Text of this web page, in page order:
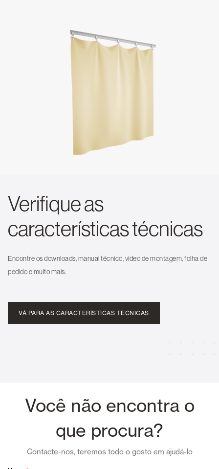
Verifique as
características técnicas
Encontre os downloads, manual técnico, vídeo de montagem, folha de
pedido e muito mais.
VÁ PARA AS CARACTERÍSTICAS TÉCNICAS
Você não encontra o
que procura?
Contacte-nos, teremos todo o gosto em ajudá-lo